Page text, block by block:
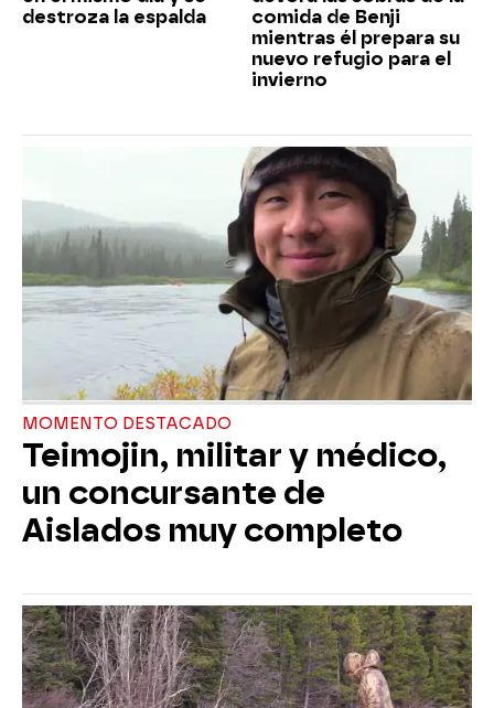
destroza la espalda
comida de Benji
mientras él prepara su
nuevo refugio para el
invierno
MOMENTO DESTACADO
Teimojin, militar y médico,
un concursante de
Aislados muy completo